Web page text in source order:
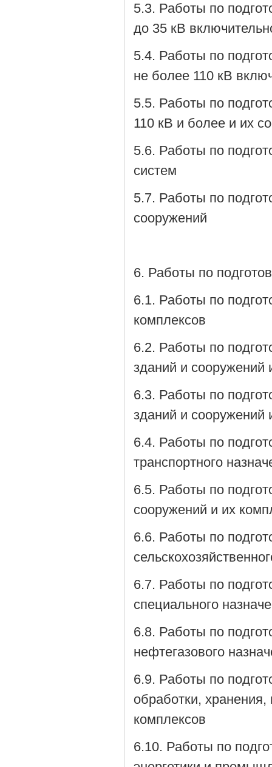
5.3. Работы по
до 35 кВ
5.4. Работы по
не более 110 кВ
5.5. Работы по
110 кВ и более и их
5.6. Работы по
систем
5.7. Работы по
сооружений
6. Работы по
6.1. Работы по
комплексов
6.2. Работы по
зданий и сооружений
6.3. Работы по
зданий и сооружений
6.4. Работы по
транспортного
6.5. Работы по
сооружений и их
6.6. Работы по
6.7. Работы по
специального
6.8. Работы по
нефтегазового
6.9. Работы по
обработки,
комплексов
6.10. Работы по